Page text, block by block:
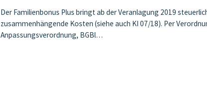
Der Familienbonus Plus bringt ab der Veranlagung 2019
zusammenhängende Kosten (siehe auch KI 07/18). Per
Anpassungsverordnung, BGBl…